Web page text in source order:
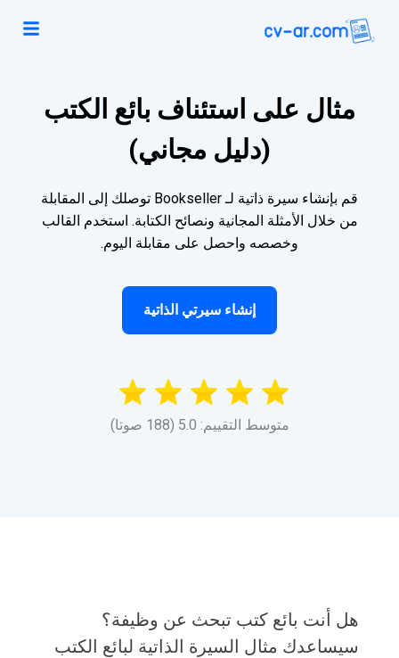
مثال على استئناف بائع الكتب
(دليل مجاني)
قم بإنشاء سيرة ذاتية لـ Bookseller توصلك إلى المقابلة
من خلال الأمثلة المجانية ونصائح الكتابة. استخدم القالب
وخصصه واحصل على مقابلة اليوم.
إنشاء سيرتي الذاتية
متوسط التقييم: 5.0 (188 صوتا)
هل أنت بائع كتب تبحث عن وظيفة؟
سيساعدك مثال السيرة الذاتية لبائع الكتب